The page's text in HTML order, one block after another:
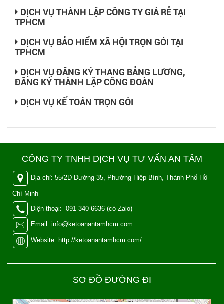
DỊCH VỤ THÀNH LẬP CÔNG TY GIÁ RẺ TẠI
TPHCM
DỊCH VỤ BẢO HIỂM XÃ HỘI TRỌN GÓI TẠI
TPHCM
DỊCH VỤ ĐĂNG KÝ THANG BẢNG LƯƠNG,
ĐĂNG KÝ THÀNH LẬP CÔNG ĐOÀN
DỊCH VỤ KẾ TOÁN TRỌN GÓI
CÔNG TY TNHH DỊCH VỤ TƯ VẤN AN TÂM
Địa chỉ: 55/2D Đường 35, Phường Hiệp Bình, Thành Phố Hồ
Chí Minh
Điện thoại: 091 340 6636 (có Zalo)
Email: info@ketoanantamhcm.com
Website: http://ketoanantamhcm.com/
SƠ ĐỒ ĐƯỜNG ĐI